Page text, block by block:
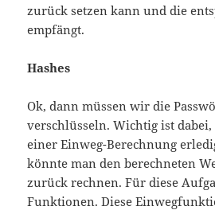
zurück setzen kann und die
empfängt.
Hashes
Ok, dann müssen wir die
verschlüsseln. Wichtig ist dabei,
einer Einweg-Berechnung
könnte man den berechneten
zurück rechnen. Für diese
Funktionen. Diese